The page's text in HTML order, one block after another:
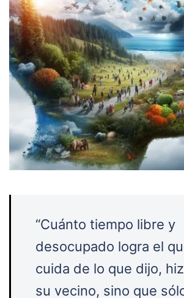
“Cuánto tiempo libre y
desocupado logra el
cuida de lo que dijo,
su vecino, sino que